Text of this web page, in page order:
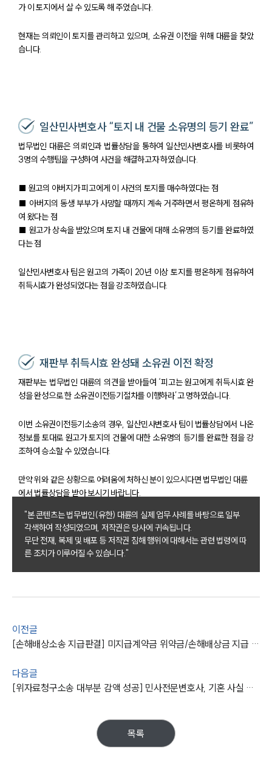
그룹소개
그룹소개
대륜의 강점
AI대륜
법률정보
법률지식인
고객후기
가 이 토지에서 살 수 있도록 해 주었습니다.
현재는 의뢰인이 토지를 관리하고 있으며, 소유권 이전을 위해 대륜을 찾았
습니다.
일산민사변호사 “토지 내 건물 소유명의 등기 완료”
법무법인 대륜은 의뢰인과 법률상담을 통하여 일산민사변호사를 비롯하여
3명의 수행팀을 구성하여 사건을 해결하고자 하였습니다.
■ 원고의 아버지가 피고에게 이 사건의 토지를 매수하였다는 점
■ 아버지의 동생 부부가 사망할 때까지 계속 거주하면서 평온하게 점유하
여 왔다는 점
■ 원고가 상속을 받았으며 토지 내 건물에 대해 소유명의 등기를 완료하였
다는 점
일산민사변호사 팀은 원고의 가족이 20년 이상 토지를 평온하게 점유하여
취득시효가 완성되었다는 점을 강조하였습니다.
재판부 취득시효 완성돼 소유권 이전 확정
재판부는 법무법인 대륜의 의견을 받아들여 ‘피고는 원고에게 취득시효 완
성을 완성으로 한 소유권이전등기절차를 이행하라’고 명하였습니다.
이번 소유권이전등기소송의 경우, 일산민사변호사 팀이 법률상담에서 나온
정보를 토대로 원고가 토지의 건물에 대한 소유명의 등기를 완료한 점을 강
조하여 승소할 수 있었습니다.
만약 위와 같은 상황으로 어려움에 처하신 분이 있으시다면 법무법인 대륜
에서 법률상담을 받아 보시기 바랍니다.
"본 콘텐츠는 법무법인(유한) 대륜의 실제 업무 사례를 바탕으로 일부
각색하여 작성되었으며, 저작권은 당사에 귀속됩니다.
무단 전재, 복제 및 배포 등 저작권 침해 행위에 대해서는 관련 법령에 따
른 조치가 이루어질 수 있습니다."
이전글
[손해배상소송 지급판결] 미지급계약금 위약금/손해배상금 지급 판결받아낸 민사전문변호사
다음글
[위자료청구소송 대부분 감액 성공] 민사전문변호사, 기혼 사실 숨기고 만남 가진 피고 소송 방어
목록